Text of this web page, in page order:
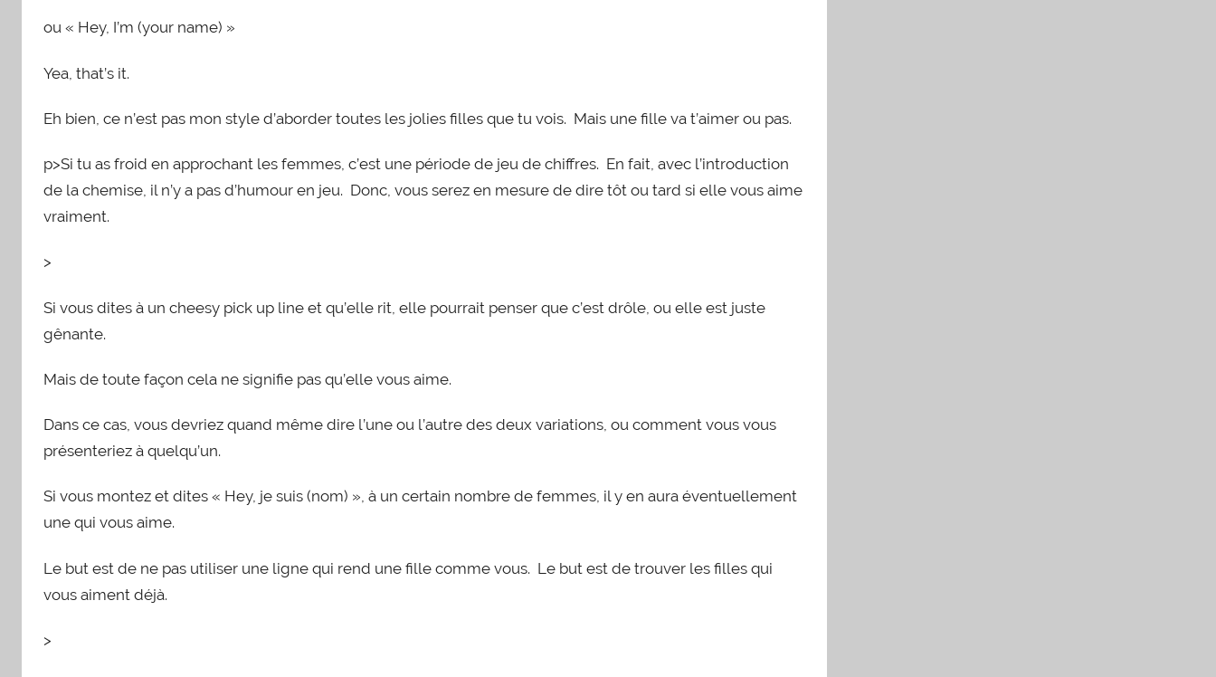
ou « Hey, I’m (your name) »
Yea, that’s it.
Eh bien, ce n’est pas mon style d’aborder toutes les jolies filles que tu vois. Mais une fille va t’aimer ou pas.
p>Si tu as froid en approchant les femmes, c’est une période de jeu de chiffres. En fait, avec l’introduction
de la chemise, il n’y a pas d’humour en jeu. Donc, vous serez en mesure de dire tôt ou tard si elle vous aime
vraiment.
>
Si vous dites à un cheesy pick up line et qu’elle rit, elle pourrait penser que c’est drôle, ou elle est juste
gênante.
Mais de toute façon cela ne signifie pas qu’elle vous aime.
Dans ce cas, vous devriez quand même dire l’une ou l’autre des deux variations, ou comment vous vous
présenteriez à quelqu’un.
Si vous montez et dites « Hey, je suis (nom) », à un certain nombre de femmes, il y en aura éventuellement
une qui vous aime.
Le but est de ne pas utiliser une ligne qui rend une fille comme vous. Le but est de trouver les filles qui
vous aiment déjà.
>